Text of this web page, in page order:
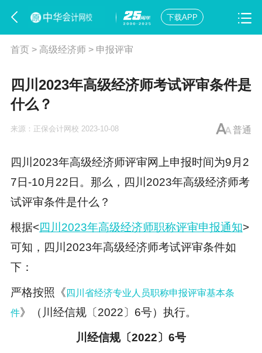
下载APP
首页> 高级经济师> 申报评审
四川2023年高级经济师考试评审条件是
什么？
普通
来源： 正保会计网校 2023-10-08
四川2023年高级经济师评审网上申报时间为9月2
7日-10月22日。那么，四川2023年高级经济师考
试评审条件是什么？
根据<四川2023年高级经济师职称评审申报通知>
可知，四川2023年高级经济师考试评审条件如
下：
严格按照《 四川省经济专业人员职称申报评审基本条
件》（川经信规〔2022〕6号）执行。
川经信规〔2022〕6号